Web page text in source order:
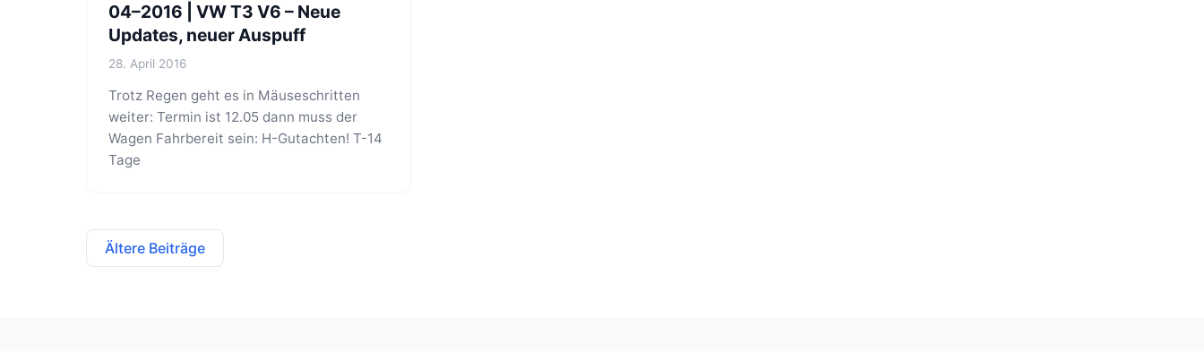
04–2016 | VW T3 V6 – Neue
Updates, neuer Auspuff
28. April 2016
Trotz Regen geht es in Mäuseschritten
weiter: Termin ist 12.05 dann muss der
Wagen Fahrbereit sein: H-Gutachten! T-14
Tage
Beitragsnavigation
Ältere Beiträge